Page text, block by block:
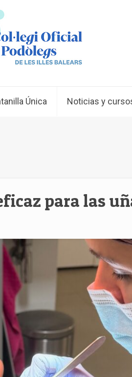
Única Noticias y
para las